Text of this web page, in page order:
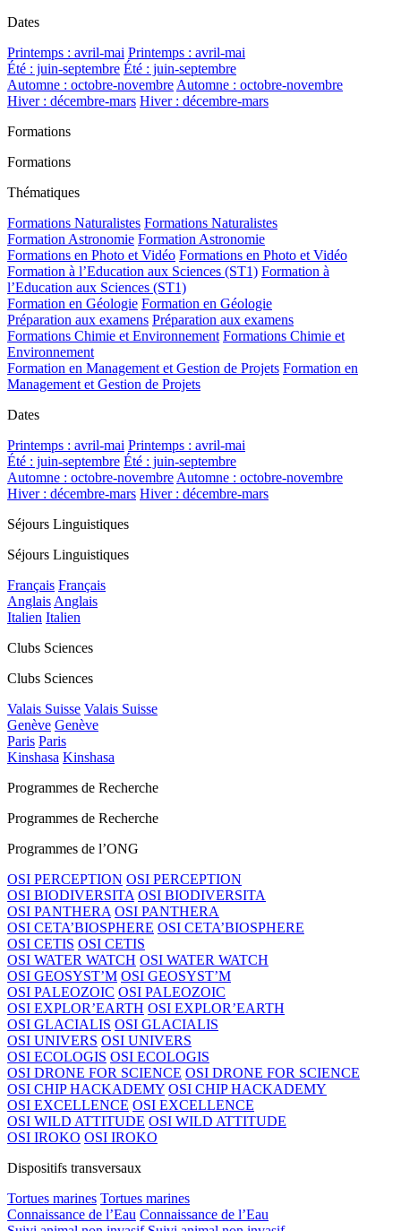
Dates
Printemps : avril-mai Printemps : avril-mai
Été : juin-septembre Été : juin-septembre
Automne : octobre-novembre Automne : octobre-novembre
Hiver : décembre-mars Hiver : décembre-mars
Formations
Formations
Thématiques
Formations Naturalistes Formations Naturalistes
Formation Astronomie Formation Astronomie
Formations en Photo et Vidéo Formations en Photo et Vidéo
Formation à l’Education aux Sciences (ST1) Formation à
l’Education aux Sciences (ST1)
Formation en Géologie Formation en Géologie
Préparation aux examens Préparation aux examens
Formations Chimie et Environnement Formations Chimie et
Environnement
Formation en Management et Gestion de Projets Formation en
Management et Gestion de Projets
Dates
Printemps : avril-mai Printemps : avril-mai
Été : juin-septembre Été : juin-septembre
Automne : octobre-novembre Automne : octobre-novembre
Hiver : décembre-mars Hiver : décembre-mars
Séjours Linguistiques
Séjours Linguistiques
Français Français
Anglais Anglais
Italien Italien
Clubs Sciences
Clubs Sciences
Valais Suisse Valais Suisse
Genève Genève
Paris Paris
Kinshasa Kinshasa
Programmes de Recherche
Programmes de Recherche
Programmes de l’ONG
OSI PERCEPTION OSI PERCEPTION
OSI BIODIVERSITA OSI BIODIVERSITA
OSI PANTHERA OSI PANTHERA
OSI CETA’BIOSPHERE OSI CETA’BIOSPHERE
OSI CETIS OSI CETIS
OSI WATER WATCH OSI WATER WATCH
OSI GEOSYST’M OSI GEOSYST’M
OSI PALEOZOIC OSI PALEOZOIC
OSI EXPLOR’EARTH OSI EXPLOR’EARTH
OSI GLACIALIS OSI GLACIALIS
OSI UNIVERS OSI UNIVERS
OSI ECOLOGIS OSI ECOLOGIS
OSI DRONE FOR SCIENCE OSI DRONE FOR SCIENCE
OSI CHIP HACKADEMY OSI CHIP HACKADEMY
OSI EXCELLENCE OSI EXCELLENCE
OSI WILD ATTITUDE OSI WILD ATTITUDE
OSI IROKO OSI IROKO
Dispositifs transversaux
Tortues marines Tortues marines
Connaissance de l’Eau Connaissance de l’Eau